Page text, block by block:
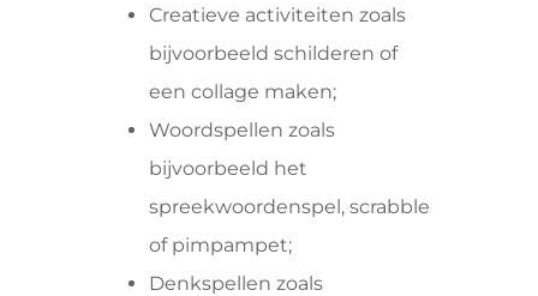
Creatieve activiteiten zoals
bijvoorbeeld schilderen of
een collage maken;
Woordspellen zoals
bijvoorbeeld het
spreekwoordenspel, scrabble
of pimpampet;
Denkspellen zoals